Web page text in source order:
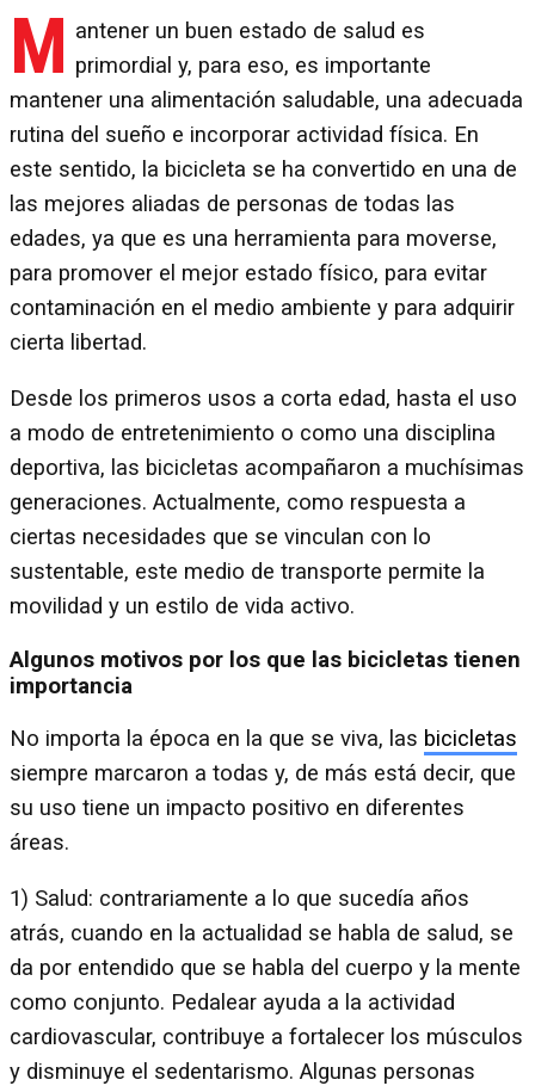
M antener un buen estado de salud es
primordial y, para eso, es importante
mantener una alimentación saludable, una adecuada
rutina del sueño e incorporar actividad física. En
este sentido, la bicicleta se ha convertido en una de
las mejores aliadas de personas de todas las
edades, ya que es una herramienta para moverse,
para promover el mejor estado físico, para evitar
contaminación en el medio ambiente y para adquirir
cierta libertad.
Desde los primeros usos a corta edad, hasta el uso
a modo de entretenimiento o como una disciplina
deportiva, las bicicletas acompañaron a muchísimas
generaciones. Actualmente, como respuesta a
ciertas necesidades que se vinculan con lo
sustentable, este medio de transporte permite la
movilidad y un estilo de vida activo.
Algunos motivos por los que las bicicletas tienen
importancia
No importa la época en la que se viva, las bicicletas
siempre marcaron a todas y, de más está decir, que
su uso tiene un impacto positivo en diferentes
áreas.
1) Salud: contrariamente a lo que sucedía años
atrás, cuando en la actualidad se habla de salud, se
da por entendido que se habla del cuerpo y la mente
como conjunto. Pedalear ayuda a la actividad
cardiovascular, contribuye a fortalecer los músculos
y disminuye el sedentarismo. Algunas personas